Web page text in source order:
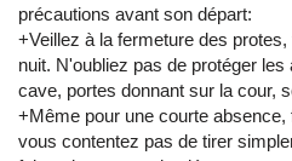
précautions avant son départ:
+Veillez à la fermeture des
nuit. N'oubliez pas de protéger
cave, portes donnant sur la cour,
+Même pour une courte
vous contentez pas de tirer